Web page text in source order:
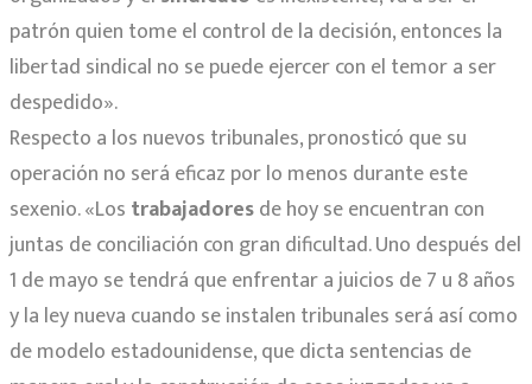
patrón quien tome el control de la decisión, entonces la
libertad sindical no se puede ejercer con el temor a ser
despedido».
Respecto a los nuevos tribunales, pronosticó que su
operación no será eficaz por lo menos durante este
sexenio. «Los trabajadoresde hoy se encuentran con
juntas de conciliación con gran dificultad. Uno después del
1 de mayo se tendrá que enfrentar a juicios de 7 u 8 años
y la ley nueva cuando se instalen tribunales será así como
de modelo estadounidense, que dicta sentencias de